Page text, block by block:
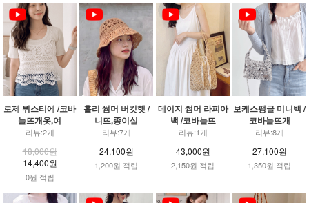
로제 뷔스티에 /코바
늘뜨개옷,여
리뷰:2개
18,000원
14,400원
0원 적립
홀리 썸머 버킷햇 /
니뜨,종이실
리뷰:7개
24,100원
1,200원 적립
데이지 썸머 라피아
백 /코바늘뜨
리뷰:1개
43,000원
2,150원 적립
보케스팽글 미니백 /
코바늘뜨개
리뷰:8개
27,100원
1,350원 적립